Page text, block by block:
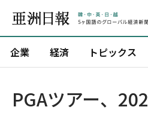
企業 経済 トピックス
PGAツアー、